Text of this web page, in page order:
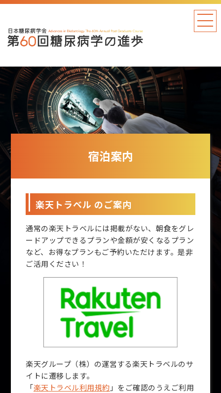
宿泊案内
楽天トラベル のご案内
通常の楽天トラベルには掲載がない、朝食をグレ
ードアップできるプランや金額が安くなるプラン
など、お得なプランもご予約いただけます。是非
ご活用ください！
楽天グループ（株）の運営する楽天トラベルのサ
イトに遷移します。
「楽天トラベル利用規約 」をご確認のうえご利用